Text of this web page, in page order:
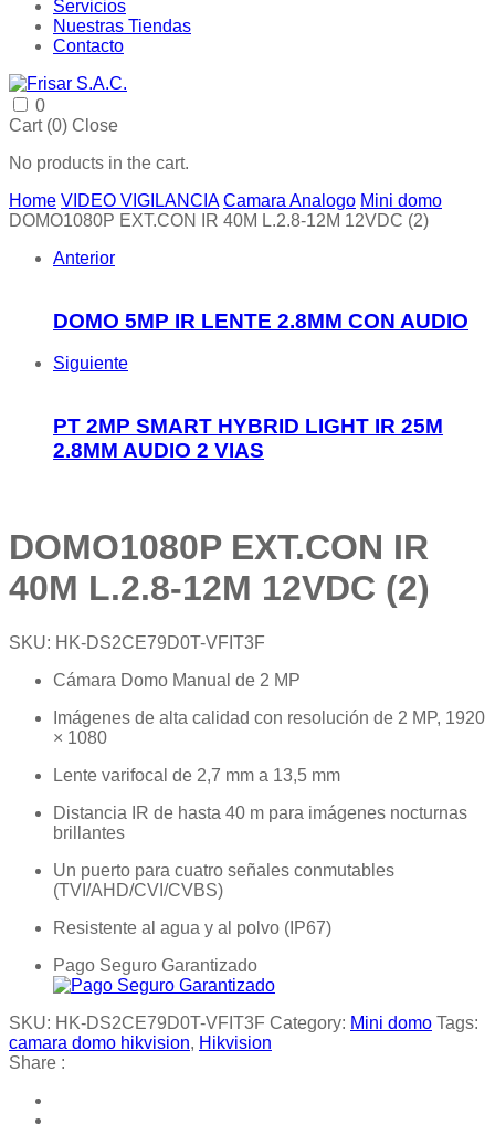
Servicios
Nuestras Tiendas
Contacto
0
Cart (0) Close
No products in the cart.
Home VIDEO VIGILANCIA Camara Analogo Mini domo
DOMO1080P EXT.CON IR 40M L.2.8-12M 12VDC (2)
Anterior
DOMO 5MP IR LENTE 2.8MM CON AUDIO
Siguiente
PT 2MP SMART HYBRID LIGHT IR 25M
2.8MM AUDIO 2 VIAS
DOMO1080P EXT.CON IR
40M L.2.8-12M 12VDC (2)
SKU: HK-DS2CE79D0T-VFIT3F
Cámara Domo Manual de 2 MP
Imágenes de alta calidad con resolución de 2 MP, 1920
× 1080
Lente varifocal de 2,7 mm a 13,5 mm
Distancia IR de hasta 40 m para imágenes nocturnas
brillantes
Un puerto para cuatro señales conmutables
(TVI/AHD/CVI/CVBS)
Resistente al agua y al polvo (IP67)
Pago Seguro Garantizado
SKU: HK-DS2CE79D0T-VFIT3F Category: Mini domo Tags:
camara domo hikvision, Hikvision
Share :